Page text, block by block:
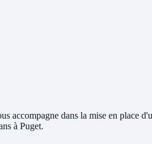
accompagne dans la mise en place
à Puget.